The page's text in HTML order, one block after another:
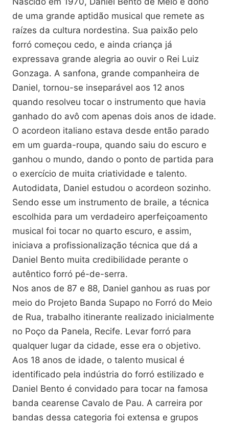
de uma grande aptidão musical que remete as
raízes da cultura nordestina. Sua paixão pelo
forró começou cedo, e ainda criança já
expressava grande alegria ao ouvir o Rei Luiz
Gonzaga. A sanfona, grande companheira de
Daniel, tornou-se inseparável aos 12 anos
quando resolveu tocar o instrumento que havia
ganhado do avô com apenas dois anos de idade.
O acordeon italiano estava desde então parado
em um guarda-roupa, quando saiu do escuro e
ganhou o mundo, dando o ponto de partida para
o exercício de muita criatividade e talento.
Autodidata, Daniel estudou o acordeon sozinho.
Sendo esse um instrumento de braile, a técnica
escolhida para um verdadeiro aperfeiçoamento
musical foi tocar no quarto escuro, e assim,
iniciava a profissionalização técnica que dá a
Daniel Bento muita credibilidade perante o
autêntico forró pé-de-serra.
Nos anos de 87 e 88, Daniel ganhou as ruas por
meio do Projeto Banda Supapo no Forró do Meio
de Rua, trabalho itinerante realizado inicialmente
no Poço da Panela, Recife. Levar forró para
qualquer lugar da cidade, esse era o objetivo.
Aos 18 anos de idade, o talento musical é
identificado pela indústria do forró estilizado e
Daniel Bento é convidado para tocar na famosa
banda cearense Cavalo de Pau. A carreira por
bandas dessa categoria foi extensa e grupos